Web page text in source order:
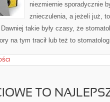
niezmiernie sporadycznie
znieczulenia, a jeżeli już,
takie były czasy, że
na tym tracił lub też to
TO